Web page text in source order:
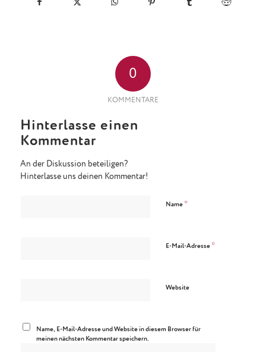
0
KOMMENTARE
Hinterlasse einen
Kommentar
An der Diskussion beteiligen?
Hinterlasse uns deinen Kommentar!
Name *
E-Mail-Adresse *
Website
Name, E-Mail-Adresse und Website in diesem Browser für
meinen nächsten Kommentar speichern.